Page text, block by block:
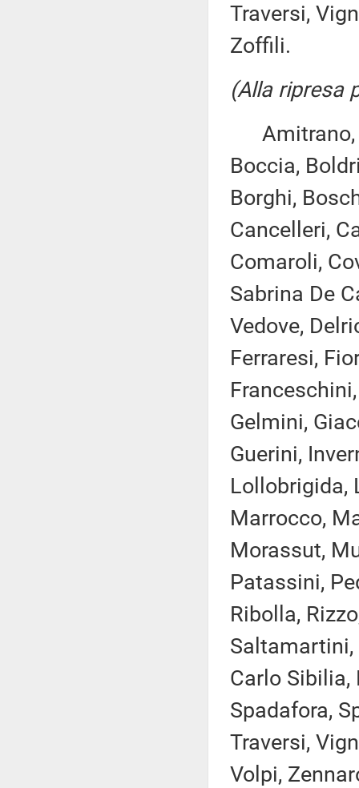
Traversi,
Zoffili.
(Alla ripresa
Amitrano,
Boccia,
Borghi,
Cancelleri,
Comaroli,
Sabrina De
Vedove,
Ferraresi,
Gelmini,
Guerini,
Lollobrigida,
Marrocco,
Morassut,
Patassini,
Ribolla,
Saltamartini,
Carlo Sibilia,
Spadafora,
Traversi,
Volpi,